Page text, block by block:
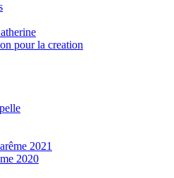
pour la creation
2021
2020